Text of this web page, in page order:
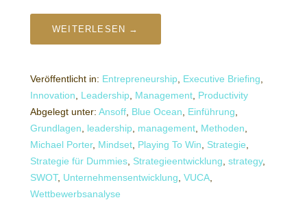
WEITERLESEN →
Veröffentlicht in: Entrepreneurship Executive Briefing
Innovation
Leadership Management Productivity
Abgelegt unter: Ansoff Blue Ocean Einführung
Grundlagen
leadership management Methoden
Michael Porter, Mindset Playing To Win Strategie
Strategie für Dummies Strategieentwicklung strategy,
SWOT, Unternehmensentwicklung VUCA
Wettbewerbsanalyse